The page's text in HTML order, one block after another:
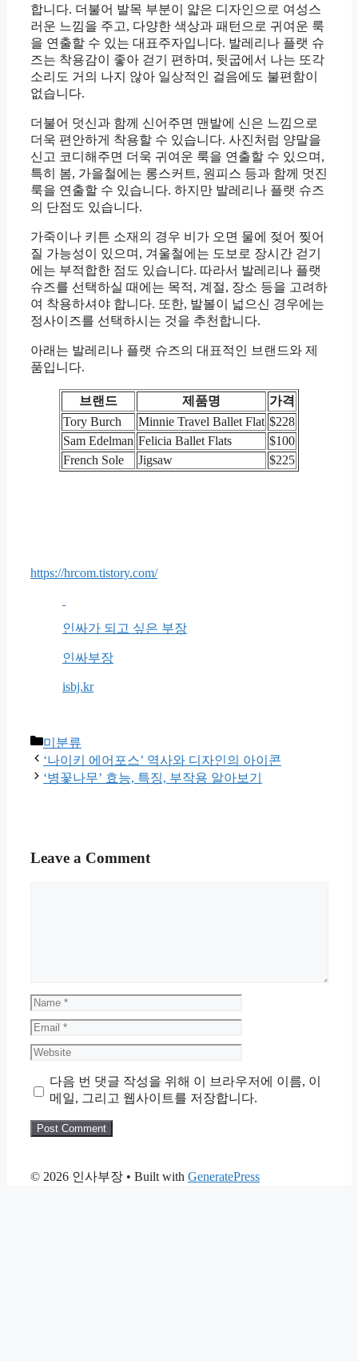
합니다. 더불어 발목 부분이 얇은 디자인으로 여성스
러운 느낌을 주고, 다양한 색상과 패턴으로 귀여운 룩
을 연출할 수 있는 대표주자입니다. 발레리나 플랫 슈
즈는 착용감이 좋아 걷기 편하며, 뒷굽에서 나는 또각
소리도 거의 나지 않아 일상적인 걸음에도 불편함이
없습니다.
더불어 덧신과 함께 신어주면 맨발에 신은 느낌으로
더욱 편안하게 착용할 수 있습니다. 사진처럼 양말을
신고 코디해주면 더욱 귀여운 룩을 연출할 수 있으며,
특히 봄, 가을철에는 롱스커트, 원피스 등과 함께 멋진
룩을 연출할 수 있습니다. 하지만 발레리나 플랫 슈즈
의 단점도 있습니다.
가죽이나 키튼 소재의 경우 비가 오면 물에 젖어 찢어
질 가능성이 있으며, 겨울철에는 도보로 장시간 걷기
에는 부적합한 점도 있습니다. 따라서 발레리나 플랫
슈즈를 선택하실 때에는 목적, 계절, 장소 등을 고려하
여 착용하셔야 합니다. 또한, 발볼이 넓으신 경우에는
정사이즈를 선택하시는 것을 추천합니다.
아래는 발레리나 플랫 슈즈의 대표적인 브랜드와 제
품입니다.
브랜드 제품명
가격
Tory Burch
Minnie Travel Ballet Flat $228
Sam Edelman Felicia Ballet Flats
$100
French Sole
Jigsaw $225
https://hrcom.tistory.com/
인싸가 되고 싶은 부장
인싸부장
isbj.kr
Categories
미분류
‘나이키 에어포스’ 역사와 디자인의 아이콘
‘병꽃나무’ 효능, 특징, 부작용 알아보기
Leave a Comment
Name
Email
Website
다음 번 댓글 작성을 위해 이 브라우저에 이름, 이
메일, 그리고 웹사이트를 저장합니다.
© 2026 인사부장 • Built with GeneratePress